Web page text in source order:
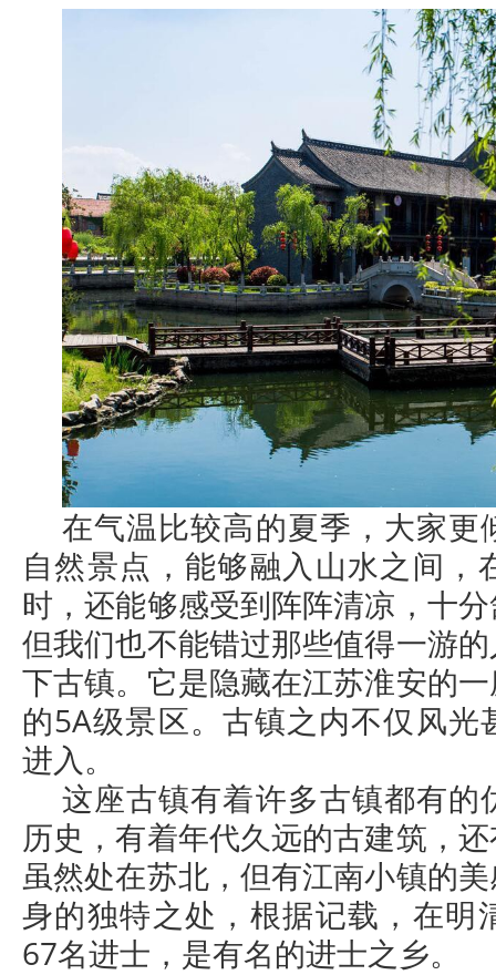
在气温比较高的夏季，大家更
自然景点，能够融入山水之间，
时，还能够感受到阵阵清凉，十
但我们也不能错过那些值得一游
下古镇。它是隐藏在江苏淮安的
的5A级景区。古镇之内不仅风光
进入。
这座古镇有着许多古镇都有的
历史，有着年代久远的古建筑，
虽然处在苏北，但有江南小镇的
身的独特之处，根据记载，在明
67名进士，是有名的进士之乡。